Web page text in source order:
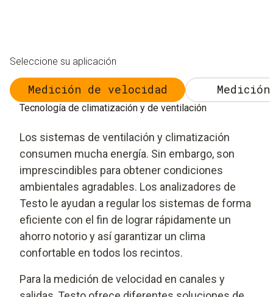
Seleccione su aplicación
Medición de velocidad
Tecnología de climatización y de ventilación
Los sistemas de ventilación y climatización
consumen mucha energía. Sin embargo, son
imprescindibles para obtener condiciones
ambientales agradables. Los analizadores de
Testo le ayudan a regular los sistemas de forma
eficiente con el fin de lograr rápidamente un
ahorro notorio y así garantizar un clima
confortable en todos los recintos.
Para la medición de velocidad en canales y